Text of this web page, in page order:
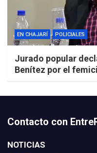
EN CHAJARÍ POLICIALES
Jurado popular
Benítez por el
Contacto con
NOTICIAS